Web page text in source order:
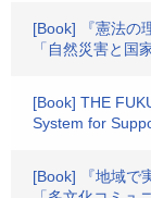
[Book] 『憲法の
「自然災害と国
[Book] THE
System for
[Book] 『地域で